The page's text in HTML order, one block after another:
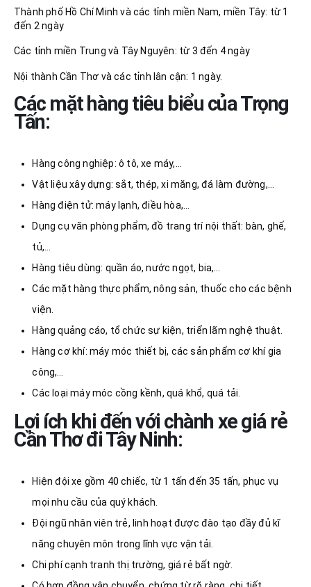
Thành phố Hồ Chí Minh và các tỉnh miền Nam, miền Tây: từ 1
đến 2 ngày
Các tỉnh miền Trung và Tây Nguyên: từ 3 đến 4 ngày
Nội thành Cần Thơ và các tỉnh lân cận: 1 ngày.
Các mặt hàng tiêu biểu của Trọng
Tấn:
Hàng công nghiệp: ô tô, xe máy,…
Vật liệu xây dựng: sắt, thép, xi măng, đá làm đường,…
Hàng điện tử: máy lạnh, điều hòa,…
Dụng cụ văn phòng phẩm, đồ trang trí nội thất: bàn, ghế,
tủ,…
Hàng tiêu dùng: quần áo, nước ngọt, bia,…
Các mặt hàng thực phẩm, nông sản, thuốc cho các bệnh
viện.
Hàng quảng cáo, tổ chức sự kiện, triển lãm nghệ thuật.
Hàng cơ khí: máy móc thiết bị, các sản phẩm cơ khí gia
công,…
Các loại máy móc cồng kềnh, quá khổ, quá tải.
Lợi ích khi đến với chành xe giá rẻ
Cần Thơ đi Tây Ninh:
Hiện đội xe gồm 40 chiếc, từ 1 tấn đến 35 tấn, phục vụ
mọi nhu cầu của quý khách.
Đội ngũ nhân viên trẻ, linh hoạt được đào tạo đầy đủ kĩ
năng chuyên môn trong lĩnh vực vận tải.
Chi phí cạnh tranh thị trường, giá rẻ bất ngờ.